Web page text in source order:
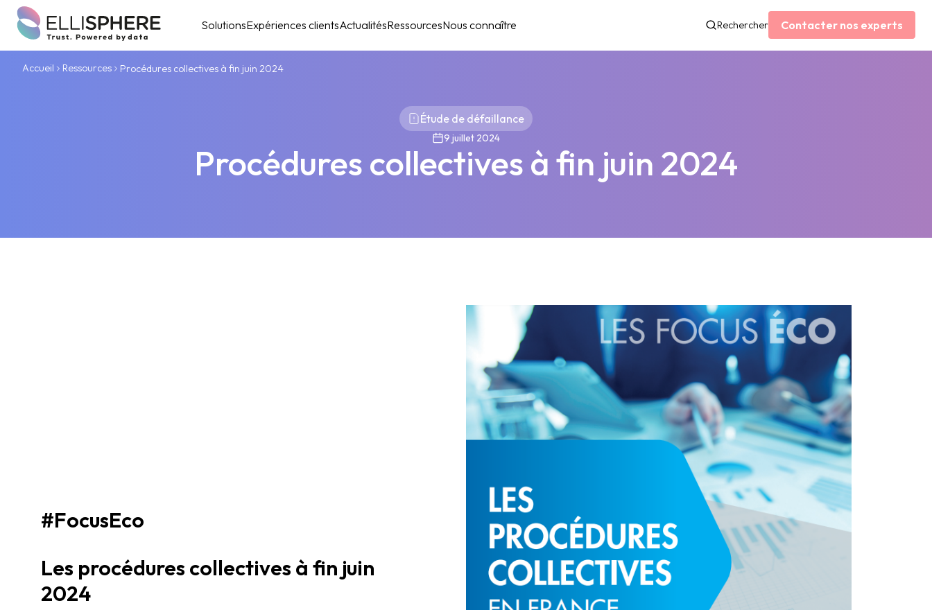
SolutionsExpériences clientsActualitésRessourcesNous connaître Rechercher Contacter nos experts
Accueil Ressources Procédures collectives à fin juin 2024
Étude de défaillance
9 juillet 2024
Procédures collectives à fin juin 2024
#FocusEco
Les procédures collectives à fin juin
2024